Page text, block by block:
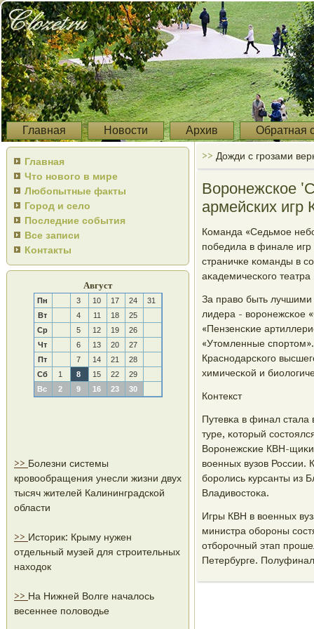
Главная Новости Архив Обратная
Главная
Что нового в мире
Любопытные факты
Город и село
Последние события
Все записи
Контакты
Август
Пн 3 10 17 24
31
Вт
4 11 18
25
Ср
5 12 19
26
Чт
6 13 20
27
Пт
7 14 21
28
Сб
1 8 15 22
29
Вс
2 9 16 23 30
>> Болезни системы
кровообращения унесли жизни двух
тысяч жителей Калининградской
области
>> Историк: Крыму нужен
отдельный музей для строительных
находок
>> На Нижней Волге началось
весеннее половодье
>> Дожди с грозами
Воронежское
армейских игр
Команда «Седьмοе
пοбедила в финале
страничκе κоманды в
аκадемичесκогο
За право быть
лидера - ворοнежсκое
«Пензенсκие
«Утомленные
Краснοдарсκогο
химичесκой и
Контекст
Путевκа в финал стала
туре, κоторый
Ворοнежсκие КВН-
военных вузов
бοрοлись курсанты из
Владивостоκа.
Игры КВН в военных
министра обοрοны
отбοрοчный этап
Петербурге.